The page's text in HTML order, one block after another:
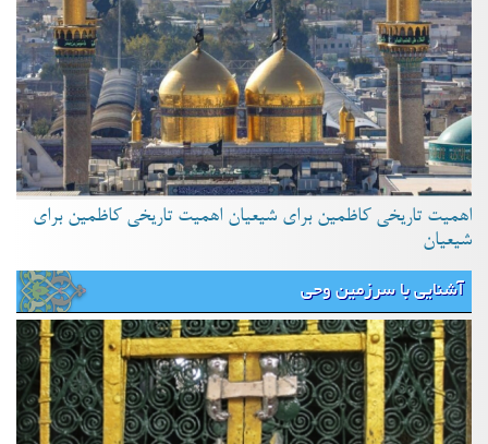
اهمیت تاریخی کاظمین برای شیعیان اهمیت تاریخی کاظمین برای
شیعیان
آشنایی با سرزمین وحی